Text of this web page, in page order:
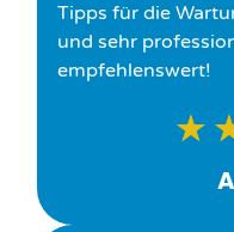
Tipps für die
und sehr
empfehlenswert!
★